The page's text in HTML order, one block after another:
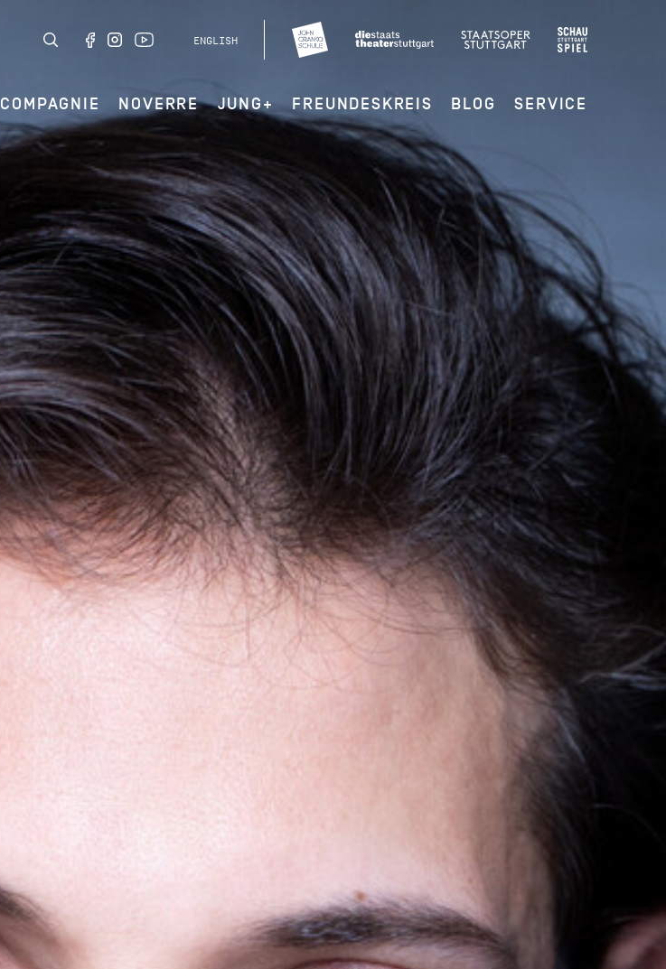
ENGLISH
COMPAGNIE NOVERRE JUNG+ FREUNDESKREIS BLOG SERVICE